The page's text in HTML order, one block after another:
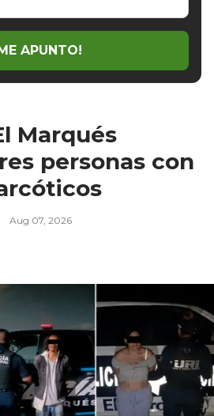
APUNTO!
Marqués
personas con
Aug 07, 2026